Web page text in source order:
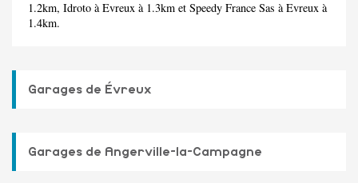
1.2km, Idroto à Evreux à 1.3km et Speedy France Sas à Evreux à
1.4km.
Garages de Évreux
Garages de Angerville-la-Campagne